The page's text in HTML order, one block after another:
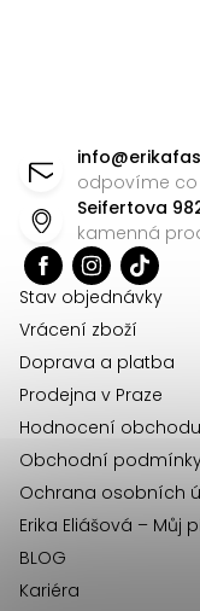
info@
odpovíme co
Seifertova
kamenná
Stav objednávky
Vrácení zboží
Doprava a platba
Prodejna v Praze
Hodnocení obchodu
Obchodní
Ochrana osobních
Erika Eliášová – Můj
BLOG
Kariéra